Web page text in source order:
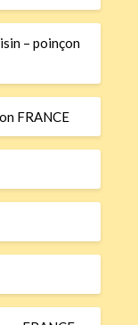
– poinçon
FRANCE